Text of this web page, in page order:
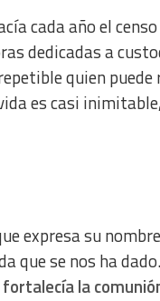
cada año el
dedicadas a
quien
es casi
expresa su
que se nos ha
fortalecía la